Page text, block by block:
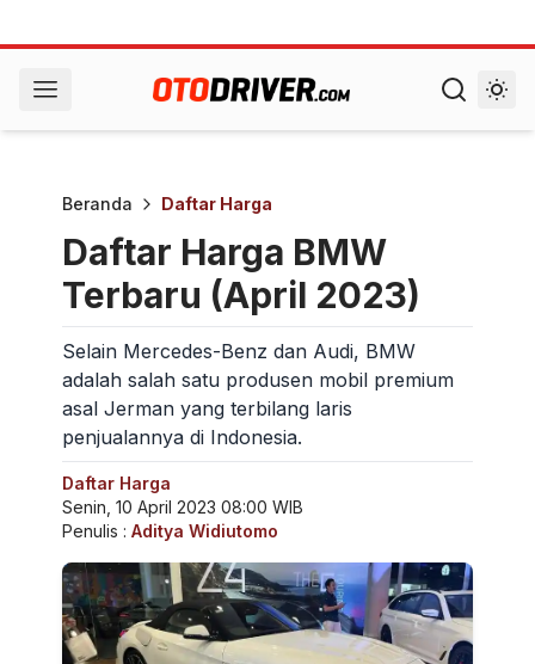
Beranda Daftar Harga
Daftar Harga BMW
Terbaru (April 2023)
Selain Mercedes-Benz dan Audi, BMW
adalah salah satu produsen mobil premium
asal Jerman yang terbilang laris
penjualannya di Indonesia.
Daftar Harga
Senin, 10 April 2023 08:00 WIB
Penulis : Aditya Widiutomo